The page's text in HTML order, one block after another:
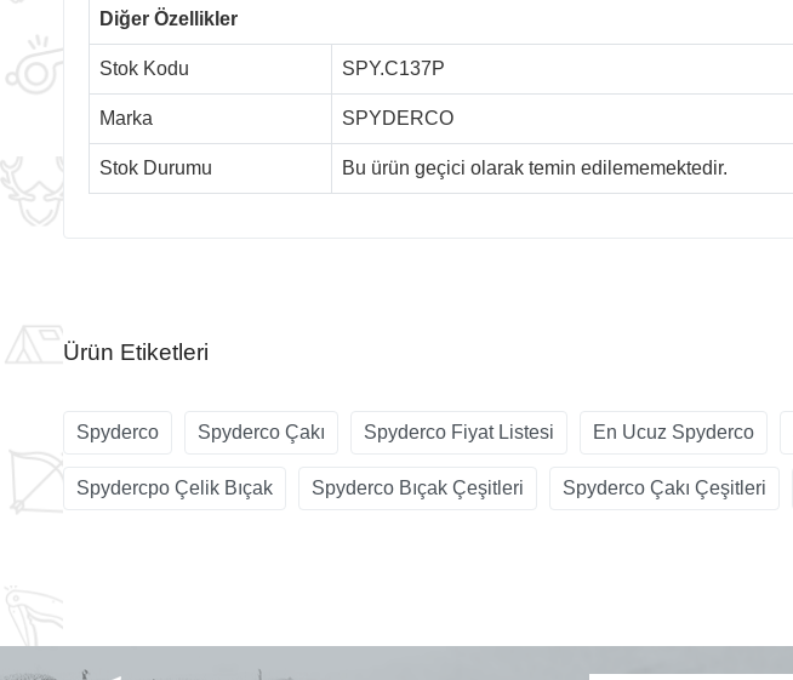
Diğer Özellikler
Stok Kodu SPY.C137P
Marka SPYDERCO
Stok Durumu Bu ürün geçici olarak temin edilememektedir.
Ürün Etiketleri
Spyderco Spyderco Çakı Spyderco Fiyat Listesi En Ucuz Spyderco
Spydercpo Çelik Bıçak Spyderco Bıçak Çeşitleri Spyderco Çakı Çeşitleri